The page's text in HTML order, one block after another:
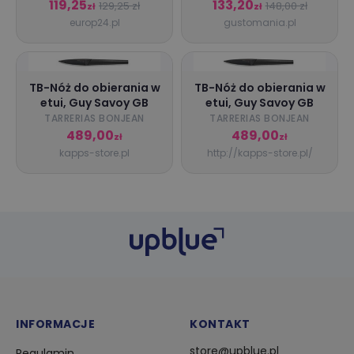
119,25zł 129,25 zł
europ24.pl
133,20zł 148,00 zł
gustomania.pl
TB-Nóż do obierania w
etui, Guy Savoy GB
TARRERIAS BONJEAN
489,00zł
kapps-store.pl
TB-Nóż do obierania w
etui, Guy Savoy GB
TARRERIAS BONJEAN
489,00zł
http://kapps-store.pl/
INFORMACJE
KONTAKT